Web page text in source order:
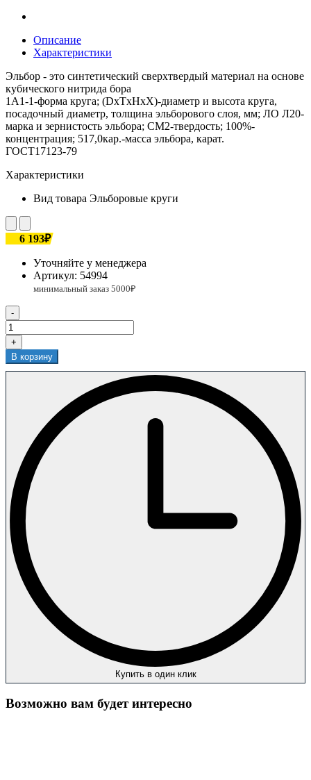
Описание
Характеристики
Эльбор - это синтетический сверхтвердый материал на основе
кубического нитрида бора
1А1-1-форма круга; (DxTxHxX)-диаметр и высота круга,
посадочный диаметр, толщина эльборового слоя, мм; ЛО Л20-
марка и зернистость эльбора; СМ2-твердость; 100%-
концентрация; 517,0кар.-масса эльбора, карат.
ГОСТ17123-79
Характеристики
Вид товара Эльборовые круги
6 193₽
Уточняйте у менеджера
Артикул: 54994
-
+
В корзину
Купить в один клик
Возможно вам будет интересно